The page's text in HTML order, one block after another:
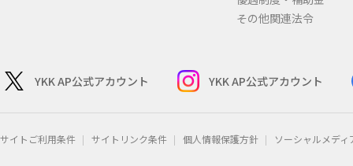
その他関連法令
YKK AP公式アカウント YKK AP公式アカウント
サイトご利用条件 サイトリンク条件 個人情報保護方針 ソーシャルメデ